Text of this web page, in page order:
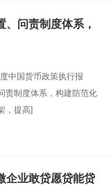
、问责制度体系，
中国货币政策执行报
责制度体系，构建防范化
，提高]
企业敢贷愿贷能贷